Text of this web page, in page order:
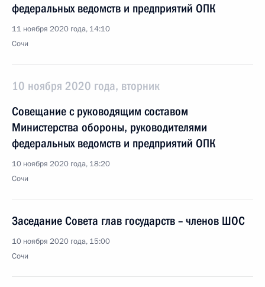
федеральных ведомств и предприятий ОПК
11 ноября 2020 года, 14:10
Сочи
10 ноября 2020 года, вторник
Совещание с руководящим составом
Министерства обороны, руководителями
федеральных ведомств и предприятий ОПК
10 ноября 2020 года, 18:20
Сочи
Заседание Совета глав государств – членов ШОС
10 ноября 2020 года, 15:00
Сочи